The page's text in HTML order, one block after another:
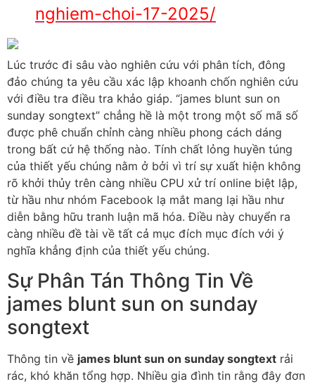
nghiem-choi-17-2025/
Lúc trước đi sâu vào nghiên cứu với phân tích, đông
đảo chúng ta yêu cầu xác lập khoanh chốn nghiên cứu
với điều tra điều tra khảo giáp. “james blunt sun on
sunday songtext” chẳng hề là một trong một số mã số
được phê chuẩn chỉnh càng nhiều phong cách dáng
trong bất cứ hệ thống nào. Tính chất lỏng huyền túng
của thiết yếu chúng nằm ở bởi vì trí sự xuất hiện không
rõ khởi thủy trên càng nhiều CPU xử trí online biệt lập,
từ hầu như nhóm Facebook lạ mắt mang lại hầu như
diễn bằng hữu tranh luận mã hóa. Điều này chuyển ra
càng nhiều đề tài về tất cả mục đích mục đích với ý
nghĩa khẳng định của thiết yếu chúng.
Sự Phân Tán Thông Tin Về
james blunt sun on sunday
songtext
Thông tin về james blunt sun on sunday songtext rải
rác, khó khăn tổng hợp. Nhiều gia đình tin rằng đây đơn